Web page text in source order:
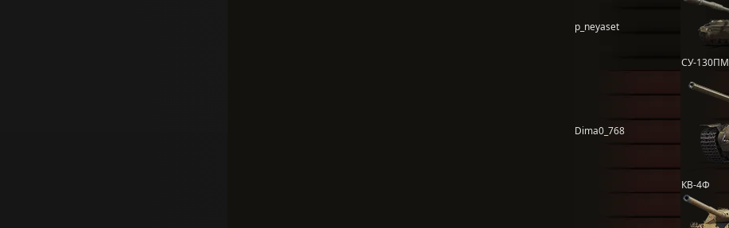
p_neyaset
СУ-130ПМ
Dima0_768
КВ-4Ф